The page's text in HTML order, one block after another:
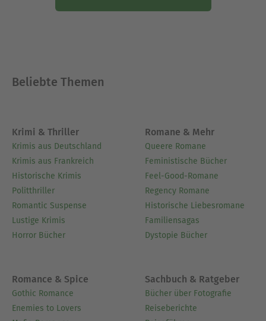
Beliebte Themen
Krimi & Thriller
Krimis aus Deutschland
Krimis aus Frankreich
Historische Krimis
Politthriller
Romantic Suspense
Lustige Krimis
Horror Bücher
Romane & Mehr
Queere Romane
Feministische Bücher
Feel-Good-Romane
Regency Romane
Historische Liebesromane
Familiensagas
Dystopie Bücher
Romance & Spice
Gothic Romance
Enemies to Lovers
Sachbuch & Ratgeber
Bücher über Fotografie
Reiseberichte